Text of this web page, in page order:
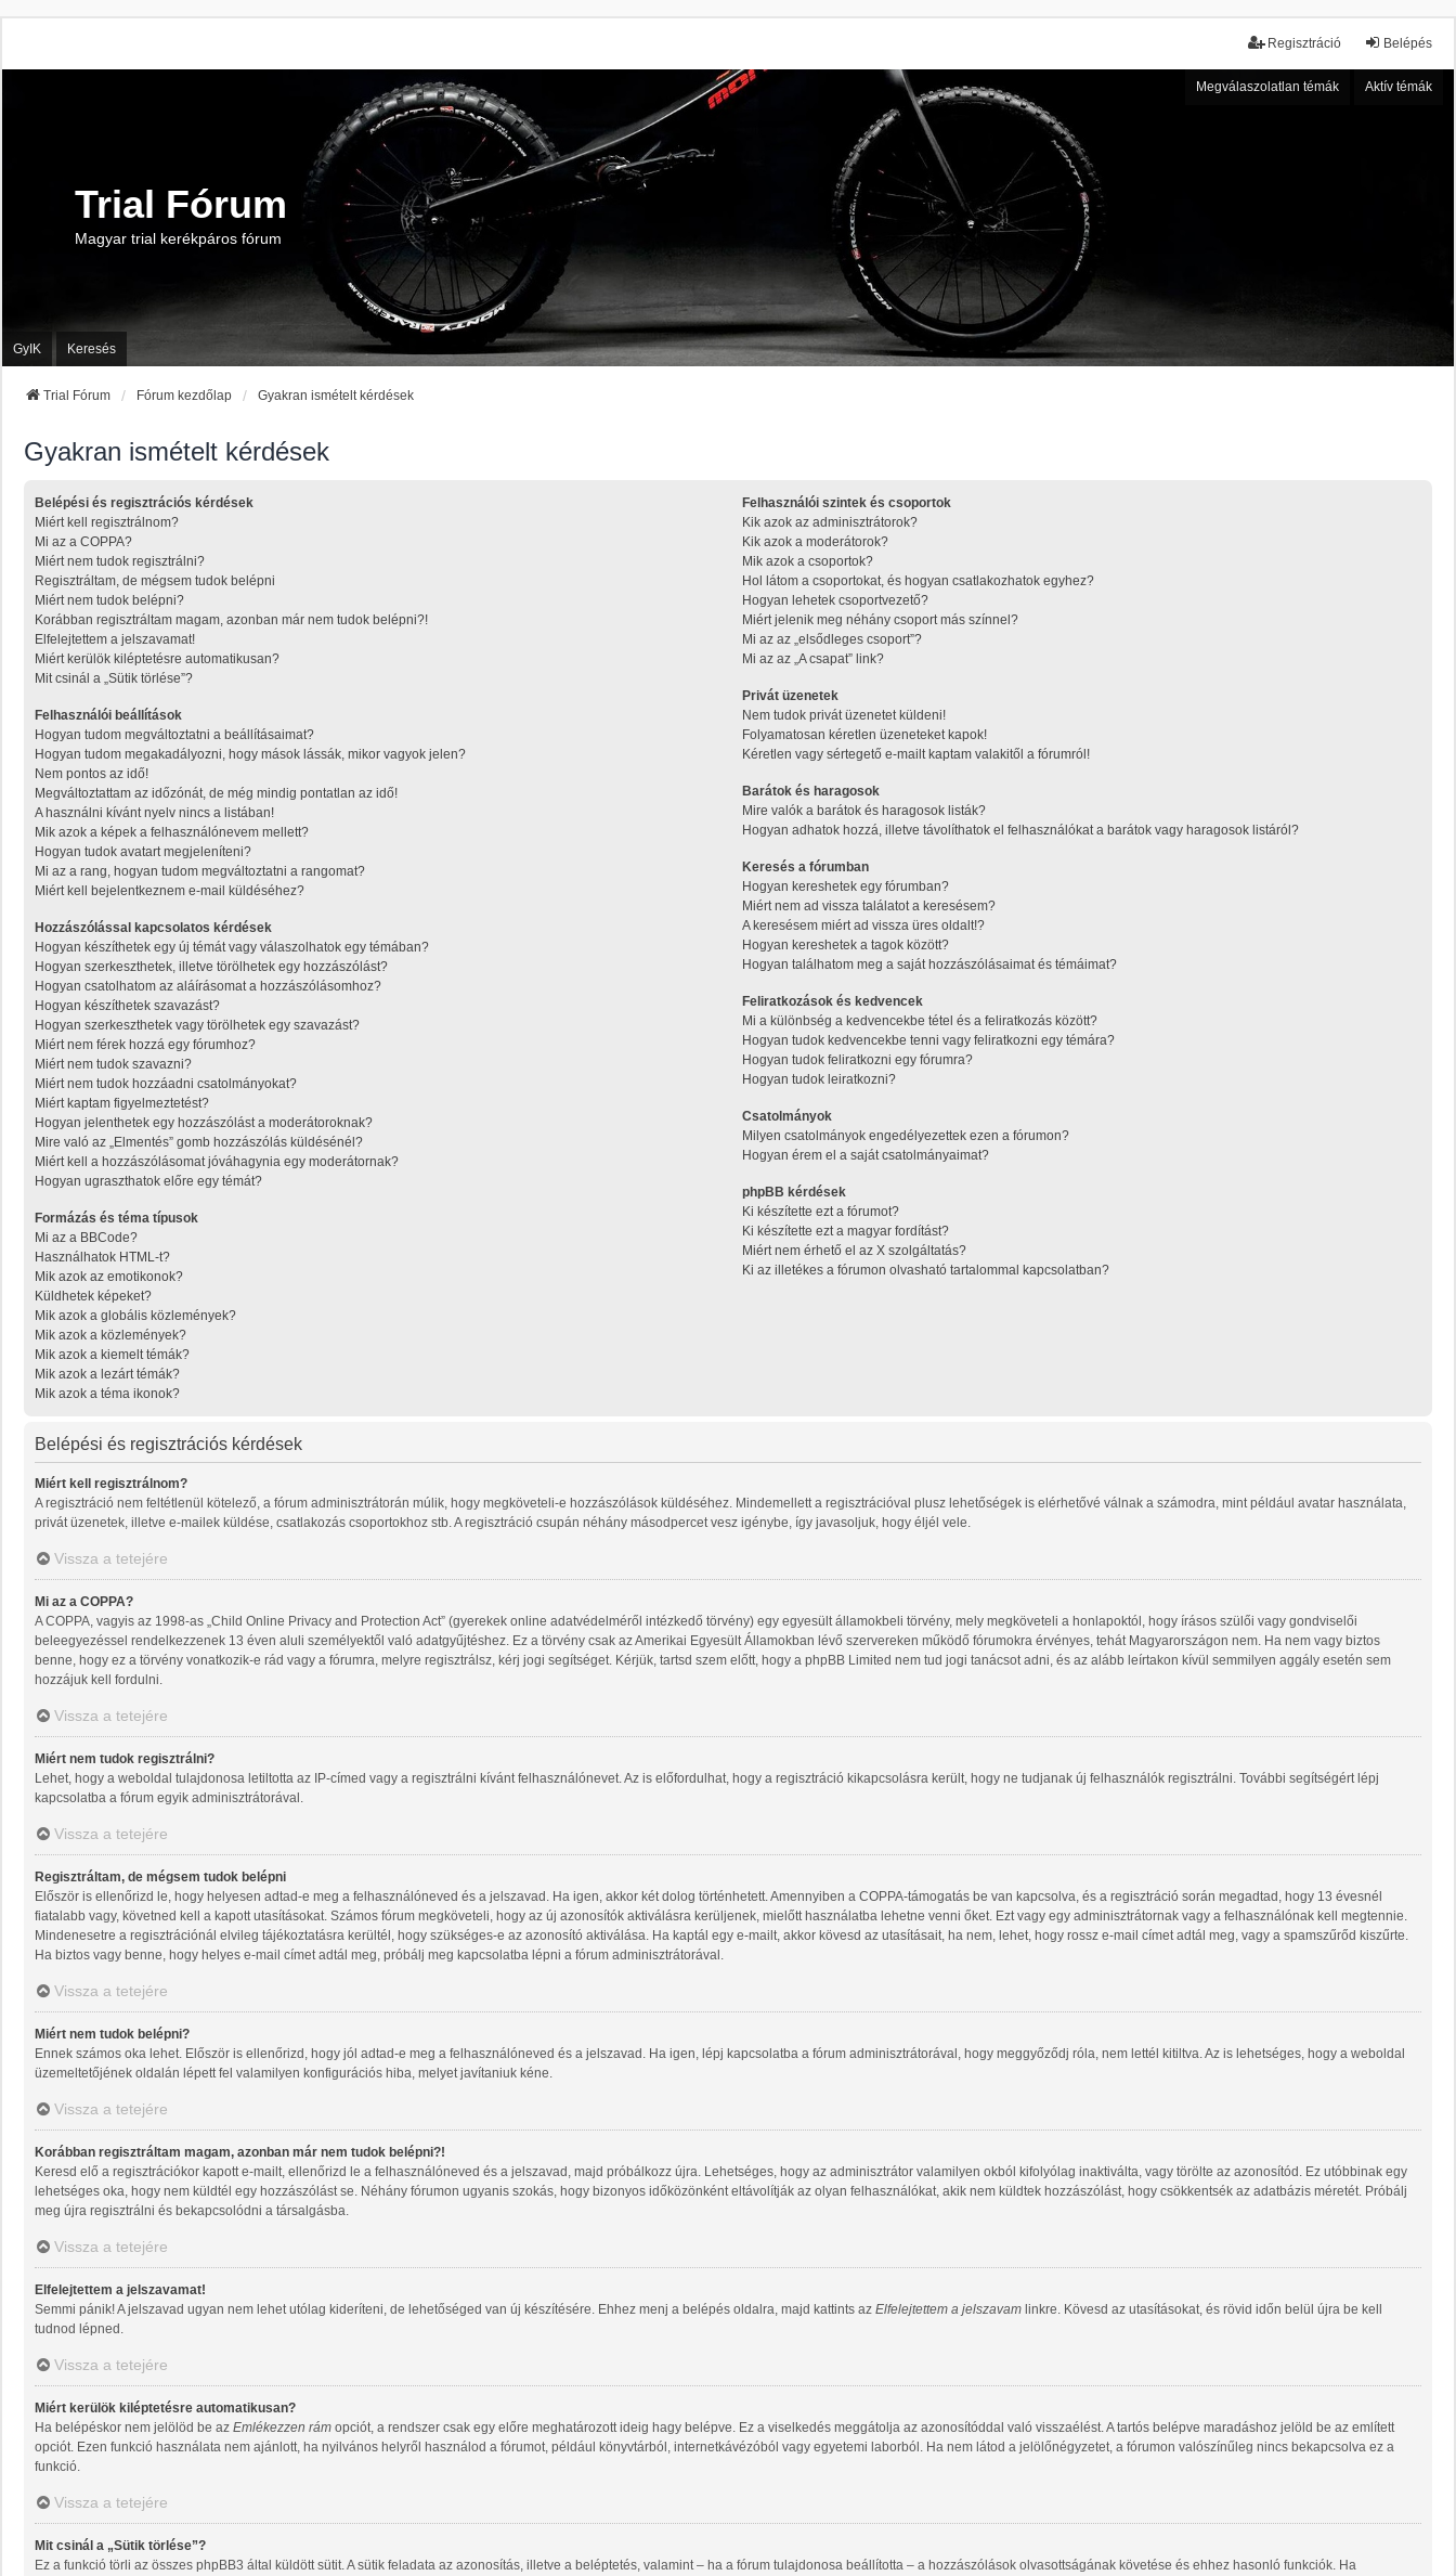
Belépés
Regisztráció
Megválaszolatlan témák Aktív témák
Trial Fórum
Magyar trial kerékpáros fórum
GyIK Keresés
Trial Fórum Fórum kezdőlap Gyakran ismételt kérdések
Gyakran ismételt kérdések
Belépési és regisztrációs kérdések
Miért kell regisztrálnom?
Mi az a COPPA?
Miért nem tudok regisztrálni?
Regisztráltam, de mégsem tudok belépni
Miért nem tudok belépni?
Korábban regisztráltam magam, azonban már nem tudok belépni?!
Elfelejtettem a jelszavamat!
Miért kerülök kiléptetésre automatikusan?
Mit csinál a „Sütik törlése”?
Felhasználói beállítások
Hogyan tudom megváltoztatni a beállításaimat?
Hogyan tudom megakadályozni, hogy mások lássák, mikor vagyok jelen?
Nem pontos az idő!
Megváltoztattam az időzónát, de még mindig pontatlan az idő!
A használni kívánt nyelv nincs a listában!
Mik azok a képek a felhasználónevem mellett?
Hogyan tudok avatart megjeleníteni?
Mi az a rang, hogyan tudom megváltoztatni a rangomat?
Miért kell bejelentkeznem e-mail küldéséhez?
Hozzászólással kapcsolatos kérdések
Hogyan készíthetek egy új témát vagy válaszolhatok egy témában?
Hogyan szerkeszthetek, illetve törölhetek egy hozzászólást?
Hogyan csatolhatom az aláírásomat a hozzászólásomhoz?
Hogyan készíthetek szavazást?
Hogyan szerkeszthetek vagy törölhetek egy szavazást?
Miért nem férek hozzá egy fórumhoz?
Miért nem tudok szavazni?
Miért nem tudok hozzáadni csatolmányokat?
Miért kaptam figyelmeztetést?
Hogyan jelenthetek egy hozzászólást a moderátoroknak?
Mire való az „Elmentés” gomb hozzászólás küldésénél?
Miért kell a hozzászólásomat jóváhagynia egy moderátornak?
Hogyan ugraszthatok előre egy témát?
Formázás és téma típusok
Mi az a BBCode?
Használhatok HTML-t?
Mik azok az emotikonok?
Küldhetek képeket?
Mik azok a globális közlemények?
Mik azok a közlemények?
Mik azok a kiemelt témák?
Mik azok a lezárt témák?
Mik azok a téma ikonok?
Felhasználói szintek és csoportok
Kik azok az adminisztrátorok?
Kik azok a moderátorok?
Mik azok a csoportok?
Hol látom a csoportokat, és hogyan csatlakozhatok egyhez?
Hogyan lehetek csoportvezető?
Miért jelenik meg néhány csoport más színnel?
Mi az az „elsődleges csoport”?
Mi az az „A csapat” link?
Privát üzenetek
Nem tudok privát üzenetet küldeni!
Folyamatosan kéretlen üzeneteket kapok!
Kéretlen vagy sértegető e-mailt kaptam valakitől a fórumról!
Barátok és haragosok
Mire valók a barátok és haragosok listák?
Hogyan adhatok hozzá, illetve távolíthatok el felhasználókat a barátok vagy haragosok listáról?
Keresés a fórumban
Hogyan kereshetek egy fórumban?
Miért nem ad vissza találatot a keresésem?
A keresésem miért ad vissza üres oldalt!?
Hogyan kereshetek a tagok között?
Hogyan találhatom meg a saját hozzászólásaimat és témáimat?
Feliratkozások és kedvencek
Mi a különbség a kedvencekbe tétel és a feliratkozás között?
Hogyan tudok kedvencekbe tenni vagy feliratkozni egy témára?
Hogyan tudok feliratkozni egy fórumra?
Hogyan tudok leiratkozni?
Csatolmányok
Milyen csatolmányok engedélyezettek ezen a fórumon?
Hogyan érem el a saját csatolmányaimat?
phpBB kérdések
Ki készítette ezt a fórumot?
Ki készítette ezt a magyar fordítást?
Miért nem érhető el az X szolgáltatás?
Ki az illetékes a fórumon olvasható tartalommal kapcsolatban?
Belépési és regisztrációs kérdések
Miért kell regisztrálnom?
A regisztráció nem feltétlenül kötelező, a fórum adminisztrátorán múlik, hogy megköveteli-e hozzászólások küldéséhez. Mindemellett a regisztrációval plusz lehetőségek is elérhetővé válnak a számodra, mint például avatar használata,
privát üzenetek, illetve e-mailek küldése, csatlakozás csoportokhoz stb. A regisztráció csupán néhány másodpercet vesz igénybe, így javasoljuk, hogy éljél vele.
Vissza a tetejére
Mi az a COPPA?
A COPPA, vagyis az 1998-as „Child Online Privacy and Protection Act” (gyerekek online adatvédelméről intézkedő törvény) egy egyesült államokbeli törvény, mely megköveteli a honlapoktól, hogy írásos szülői vagy gondviselői
beleegyezéssel rendelkezzenek 13 éven aluli személyektől való adatgyűjtéshez. Ez a törvény csak az Amerikai Egyesült Államokban lévő szervereken működő fórumokra érvényes, tehát Magyarországon nem. Ha nem vagy biztos
benne, hogy ez a törvény vonatkozik-e rád vagy a fórumra, melyre regisztrálsz, kérj jogi segítséget. Kérjük, tartsd szem előtt, hogy a phpBB Limited nem tud jogi tanácsot adni, és az alább leírtakon kívül semmilyen aggály esetén sem
hozzájuk kell fordulni.
Vissza a tetejére
Miért nem tudok regisztrálni?
Lehet, hogy a weboldal tulajdonosa letiltotta az IP-címed vagy a regisztrálni kívánt felhasználónevet. Az is előfordulhat, hogy a regisztráció kikapcsolásra került, hogy ne tudjanak új felhasználók regisztrálni. További segítségért lépj
kapcsolatba a fórum egyik adminisztrátorával.
Vissza a tetejére
Regisztráltam, de mégsem tudok belépni
Először is ellenőrizd le, hogy helyesen adtad-e meg a felhasználóneved és a jelszavad. Ha igen, akkor két dolog történhetett. Amennyiben a COPPA-támogatás be van kapcsolva, és a regisztráció során megadtad, hogy 13 évesnél
fiatalabb vagy, követned kell a kapott utasításokat. Számos fórum megköveteli, hogy az új azonosítók aktiválásra kerüljenek, mielőtt használatba lehetne venni őket. Ezt vagy egy adminisztrátornak vagy a felhasználónak kell megtennie.
Mindenesetre a regisztrációnál elvileg tájékoztatásra kerültél, hogy szükséges-e az azonosító aktiválása. Ha kaptál egy e-mailt, akkor kövesd az utasításait, ha nem, lehet, hogy rossz e-mail címet adtál meg, vagy a spamszűrőd kiszűrte.
Ha biztos vagy benne, hogy helyes e-mail címet adtál meg, próbálj meg kapcsolatba lépni a fórum adminisztrátorával.
Vissza a tetejére
Miért nem tudok belépni?
Ennek számos oka lehet. Először is ellenőrizd, hogy jól adtad-e meg a felhasználóneved és a jelszavad. Ha igen, lépj kapcsolatba a fórum adminisztrátorával, hogy meggyőződj róla, nem lettél kitiltva. Az is lehetséges, hogy a weboldal
üzemeltetőjének oldalán lépett fel valamilyen konfigurációs hiba, melyet javítaniuk kéne.
Vissza a tetejére
Korábban regisztráltam magam, azonban már nem tudok belépni?!
Keresd elő a regisztrációkor kapott e-mailt, ellenőrizd le a felhasználóneved és a jelszavad, majd próbálkozz újra. Lehetséges, hogy az adminisztrátor valamilyen okból kifolyólag inaktiválta, vagy törölte az azonosítód. Ez utóbbinak egy
lehetséges oka, hogy nem küldtél egy hozzászólást se. Néhány fórumon ugyanis szokás, hogy bizonyos időközönként eltávolítják az olyan felhasználókat, akik nem küldtek hozzászólást, hogy csökkentsék az adatbázis méretét. Próbálj
meg újra regisztrálni és bekapcsolódni a társalgásba.
Vissza a tetejére
Elfelejtettem a jelszavamat!
Semmi pánik! A jelszavad ugyan nem lehet utólag kideríteni, de lehetőséged van új készítésére. Ehhez menj a belépés oldalra, majd kattints az Elfelejtettem a jelszavam linkre. Kövesd az utasításokat, és rövid időn belül újra be kell
tudnod lépned.
Vissza a tetejére
Miért kerülök kiléptetésre automatikusan?
Ha belépéskor nem jelölöd be az Emlékezzen rám opciót, a rendszer csak egy előre meghatározott ideig hagy belépve. Ez a viselkedés meggátolja az azonosítóddal való visszaélést. A tartós belépve maradáshoz jelöld be az említett
opciót. Ezen funkció használata nem ajánlott, ha nyilvános helyről használod a fórumot, például könyvtárból, internetkávézóból vagy egyetemi laborból. Ha nem látod a jelölőnégyzetet, a fórumon valószínűleg nincs bekapcsolva ez a
funkció.
Vissza a tetejére
Mit csinál a „Sütik törlése”?
Ez a funkció törli az összes phpBB3 által küldött sütit. A sütik feladata az azonosítás, illetve a beléptetés, valamint – ha a fórum tulajdonosa beállította – a hozzászólások olvasottságának követése és ehhez hasonló funkciók. Ha